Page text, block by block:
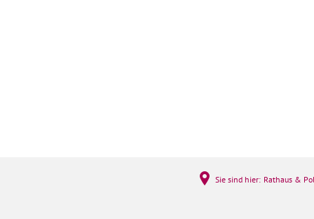
Sie sind hier: Rathaus &